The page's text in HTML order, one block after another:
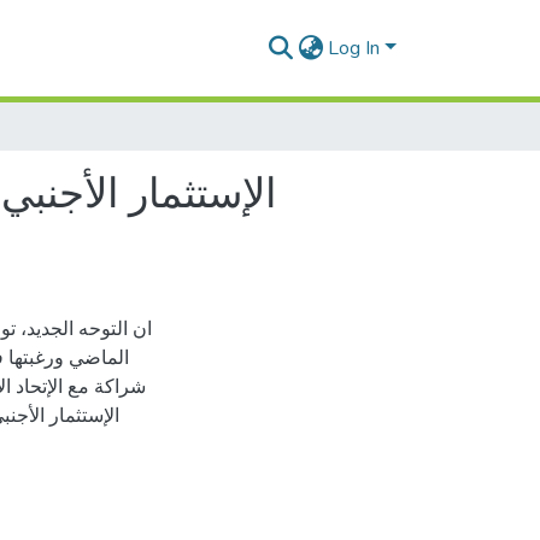
Log In
الإستثمار
ان التوحه الجديد،
الماضي ورغبتها
شراكة مع الإتحاد
الإستثمار